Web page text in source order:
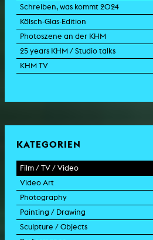
Schreiben, was kommt 2024
Kölsch-Glas-Edition
Photoszene an der KHM
25 years KHM / Studio talks
KHM TV
KATEGORIEN
Film / TV / Video
feature film
documentary
documentary drama
animation film
Video Art
experimental film
video work
video performance
Photography
photographic work
photographic documentation
Painting / Drawing
painting
Sculpture / Objects